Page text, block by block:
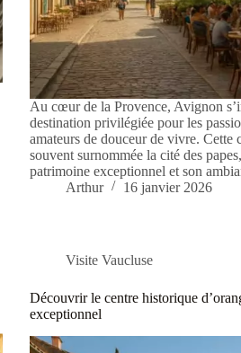
Au cœur de la Provence, Avignon
destination privilégiée pour les
amateurs de douceur de vivre. Cette
souvent surnommée la cité des
patrimoine exceptionnel et son
Arthur
16 janvier 2026
Visite Vaucluse
Découvrir le centre historique
exceptionnel